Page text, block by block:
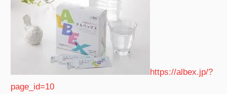
https://albex.jp/?
page_id=10